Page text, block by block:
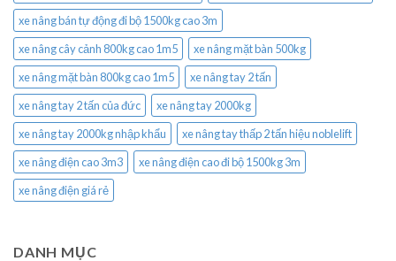
xe nâng bán tự động đi bộ 1500kg cao 3m
xe nâng cây cảnh 800kg cao 1m5
xe nâng mặt bàn 500kg
xe nâng mặt bàn 800kg cao 1m5
xe nâng tay 2 tấn
xe nâng tay 2 tấn của đức
xe nâng tay 2000kg
xe nâng tay 2000kg nhập khẩu
xe nâng tay thấp 2 tấn hiệu noblelift
xe nâng điện cao 3m3
xe nâng điện cao đi bộ 1500kg 3m
xe nâng điện giá rẻ
DANH MỤC